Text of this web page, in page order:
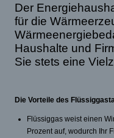
Der
für die
Haushalte und
Sie stets eine
Die Vorteile des
Flüssiggas weist einen
Prozent auf, wodurch Ihr